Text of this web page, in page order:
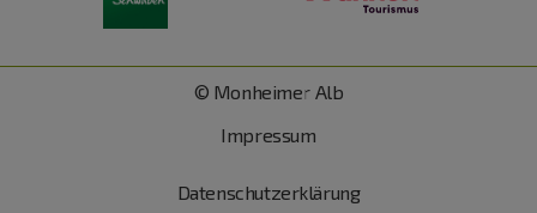
© Monheimer Alb
Impressum
Datenschutzerklärung